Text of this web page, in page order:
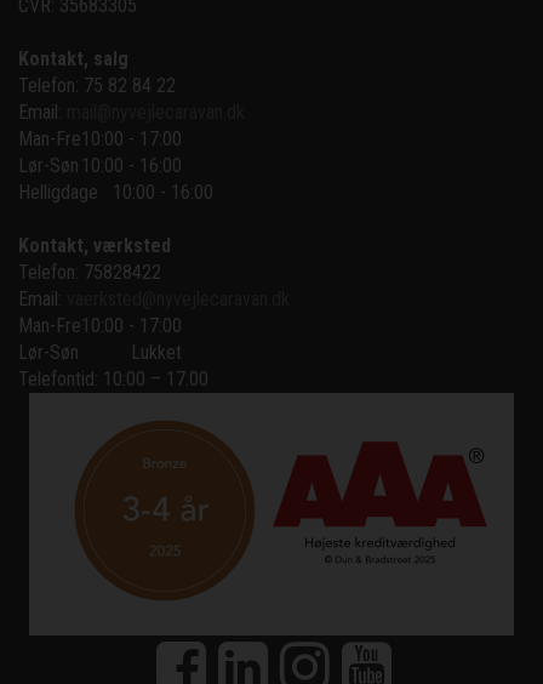
CVR: 35683305
Kontakt, salg
Telefon: 75 82 84 22
Email:
Man-Fre10:00 - 17:00
Lør-Søn 10:00 - 16:00
Helligdage   10:00 - 16:00
Kontakt, værksted
Telefon: 75828422
Email:
Man-Fre10:00 - 17:00
Lør-Søn
Lukket
Telefontid: 10:00 – 17:00